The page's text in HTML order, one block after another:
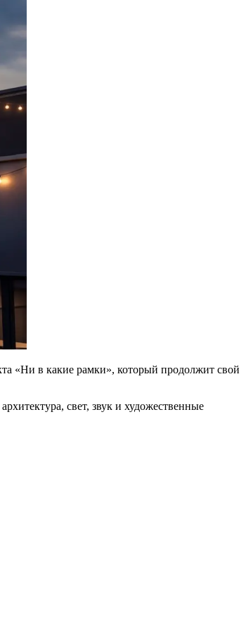
«Ни в какие рамки», который продолжит свой
свет, звук и художественные